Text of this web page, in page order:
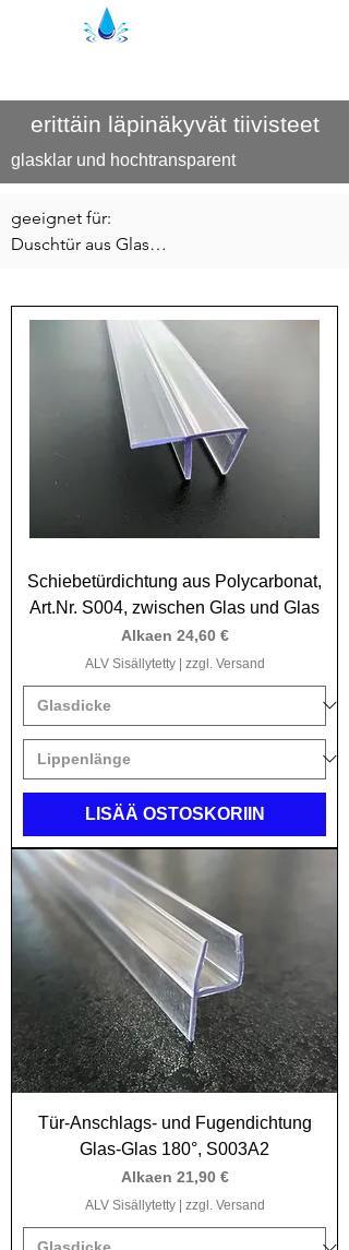
erittäin läpinäkyvät tiivisteet
glasklar und hochtransparent
geeignet für:
Duschtür aus Glas
Balkonverglasung
Wintergarten
Bei Einsatz in Wintergärten oder
ähnlichen Anwendungen kann es
aufgrund von extremen
kommen, für die keine Gewährleistungen
übernommen werden.
Schiebetürdichtung aus Polycarbonat,
Art.Nr. S004, zwischen Glas und Glas
Alkaen 24,60 €
Alehinta
ALV Sisällytetty| zzgl. Versand
LISÄÄ OSTOSKORIIN
Tür-Anschlags- und Fugendichtung
Glas-Glas 180°, S003A2
Alkaen 21,90 €
Alehinta
ALV Sisällytetty| zzgl. Versand